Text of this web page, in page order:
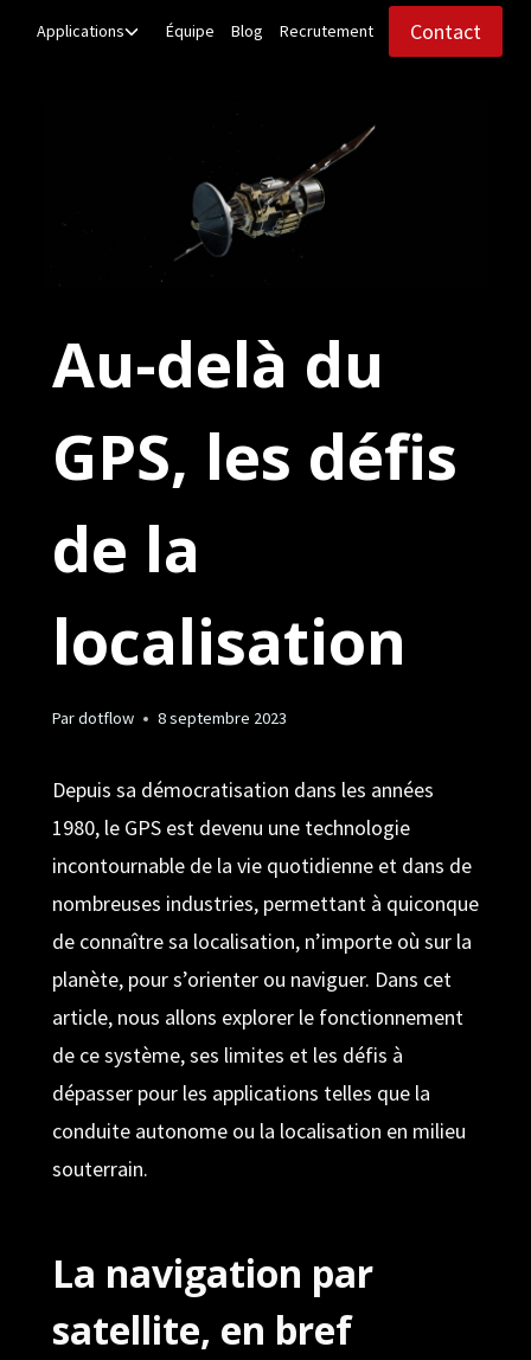
Applications
Ouvrir/fermer
Équipe Blog Recrutement Contact
Au-delà du
GPS, les défis
de la
localisation
Pardotflow 8 septembre 2023
Depuis sa démocratisation dans les années
1980, le GPS est devenu une technologie
incontournable de la vie quotidienne et dans de
nombreuses industries, permettant à quiconque
de connaître sa localisation, n’importe où sur la
planète, pour s’orienter ou naviguer. Dans cet
article, nous allons explorer le fonctionnement
de ce système, ses limites et les défis à
dépasser pour les applications telles que la
conduite autonome ou la localisation en milieu
souterrain.
La navigation par
satellite, en bref